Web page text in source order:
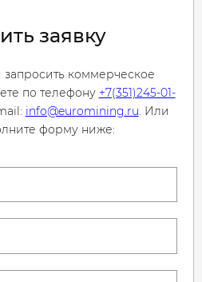
заявку
запросить коммерческое
по телефону +7(351)245-01-
info@euromining.ru. Или
форму ниже: